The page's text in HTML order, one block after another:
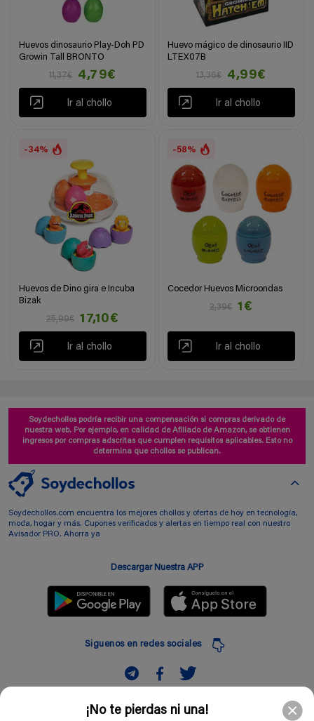
¡No te pierdas ni una!
Huevos dinosaurio Play-Doh PD
Growin Tall BRONTO
11,37€
4,79€
Ir al chollo
Huevo mágico de dinosaurio IID
LTEX07B
13,36€
4,99€
Ir al chollo
-34%
Huevos de Dino gira e Incuba
Bizak
25,99€
17,10€
Ir al chollo
-58%
Cocedor Huevos Microondas
2,39€
1€
Ir al chollo
Soydechollos podría recibir una compensación si compras derivado de
nuestra web. Por ejemplo, en calidad de Afiliado de Amazon, se obtienen
ingresos por compras adscritas que cumplen requisitos aplicables. Esto no
determina que chollos se publican.
Soydechollos.com encuentra los mejores chollos y ofertas de hoy en tecnología,
moda, hogar y más. Cupones verificados y alertas en tiempo real con nuestro
Avisador PRO. Ahorra ya
Descargar Nuestra APP
Siguenos en redes sociales
Suscribir